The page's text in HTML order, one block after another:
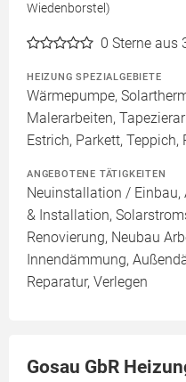
Wiedenborstel)
0 Sterne aus
HEIZUNG SPEZIALGEBIETE
Wärmepumpe,
Malerarbeiten,
Estrich, Parkett, Teppich,
ANGEBOTENE TÄTIGKEITEN
Neuinstallation / Einbau,
& Installation,
Renovierung, Neubau
Innendämmung,
Reparatur, Verlegen
Gosau GbR